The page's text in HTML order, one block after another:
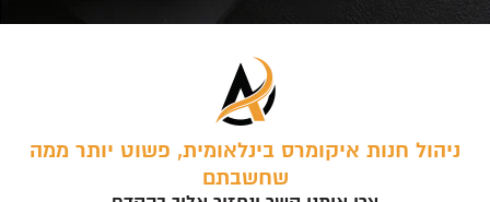
ניהול חנות איקומרס בינלאומית, פשוט יותר ממה
שחשבתם